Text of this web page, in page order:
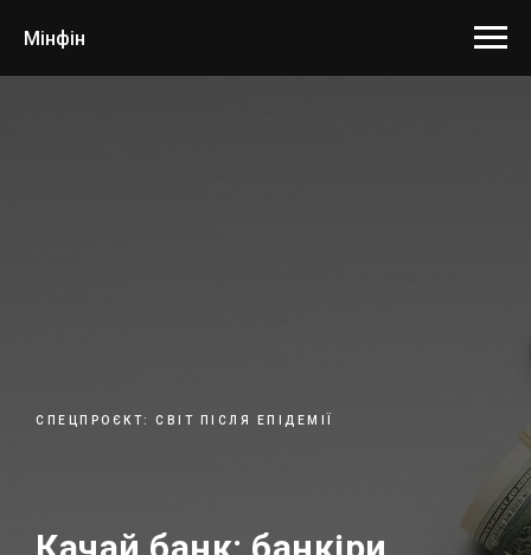
Мінфін
СПЕЦПРОЄКТ: СВІТ ПІСЛЯ ЕПІДЕМІЇ